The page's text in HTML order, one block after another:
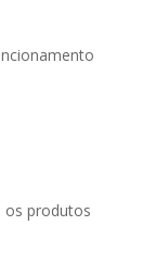
os produtos